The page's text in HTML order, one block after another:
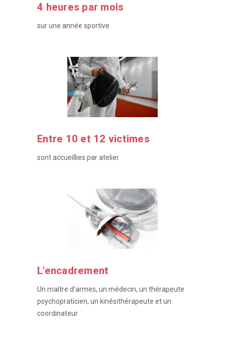
4 heures par mois
sur une année sportive
Entre 10 et 12 victimes
sont accueillies par atelier
L'encadrement
Un maître d'armes, un médecin, un thérapeute
psychopraticien, un kinésithérapeute et un
coordinateur